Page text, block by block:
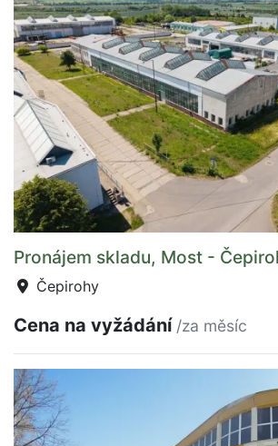
Pronájem skladu, Most -
Čepirohy
Cena na vyžádání /za měsíc